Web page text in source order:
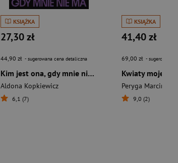
KSIĄŻKA
27,30 zł
44,90 zł - sugerowana cena detaliczna
Kim jest ona, gdy mnie nie ma. Eseje w poszukiwaniu siebie
Aldona Kopkiewicz
6,1 (7)
KSIĄŻKA
41,40 zł
69,00 zł - sugerowana
Kwiaty mojego
Peryga Marcin
9,0 (2)